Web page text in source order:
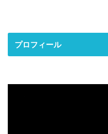
プロフィール